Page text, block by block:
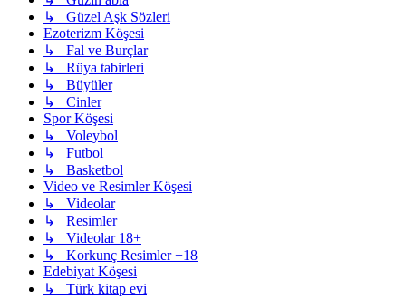
↳ Güzel Aşk Sözleri
Ezoterizm Köşesi
↳ Fal ve Burçlar
↳ Rüya tabirleri
↳ Büyüler
↳ Cinler
Spor Köşesi
↳ Voleybol
↳ Futbol
↳ Basketbol
Video ve Resimler Köşesi
↳ Videolar
↳ Resimler
↳ Videolar 18+
↳ Korkunç Resimler +18
Edebiyat Köşesi
↳ Türk kitap evi